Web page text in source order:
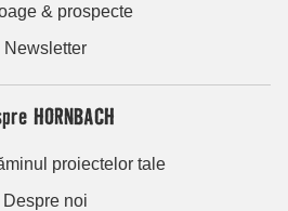
& prospecte
Newsletter
HORNBACH
proiectelor tale
Despre noi